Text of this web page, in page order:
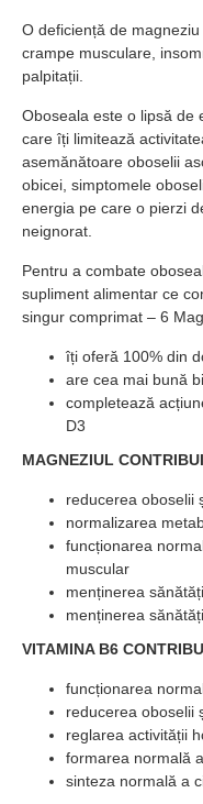
O deficiență de
crampe musculare,
palpitații.
Oboseala este o lipsă de
care îți limitează
asemănătoare oboselii
obicei, simptomele
energia pe care o pierzi
neignorat.
Pentru a combate
supliment alimentar ce
singur comprimat – 6
îți oferă 100% din
are cea mai bună
completează
D3
MAGNEZIUL
reducerea oboselii
normalizarea
funcționarea
muscular
menținerea
menținerea
VITAMINA B6
funcționarea
reducerea oboselii
reglarea activității
formarea normală
sinteza normală a